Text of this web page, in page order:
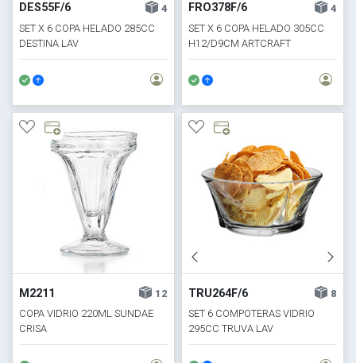
DES55F/6
4
SET X 6 COPA HELADO 285CC
DESTINA LAV
FRO378F/6
4
SET X 6 COPA HELADO 305CC
H12/D9CM ARTCRAFT
M2211
12
COPA VIDRIO 220ML SUNDAE
CRISA
TRU264F/6
8
SET 6 COMPOTERAS VIDRIO
295CC TRUVA LAV